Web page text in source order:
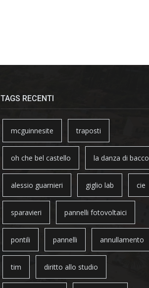
TAGS RECENTI
mcguinnesite traposti
oh che bel castello la danza di bacco
alessio guarnieri giglio lab cie
sparavieri pannelli fotovoltaici
pontili pannelli annullamento
tim diritto allo studio